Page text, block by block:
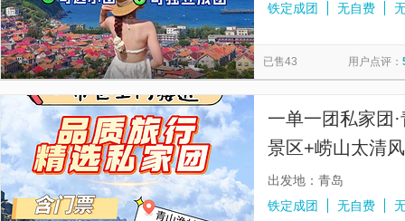
铁定成团
无自费
已售43 用户点评：
一单一团私家团
景区+崂山太清
赶海·环海公路·
出发地：青岛
铁定成团
无自费